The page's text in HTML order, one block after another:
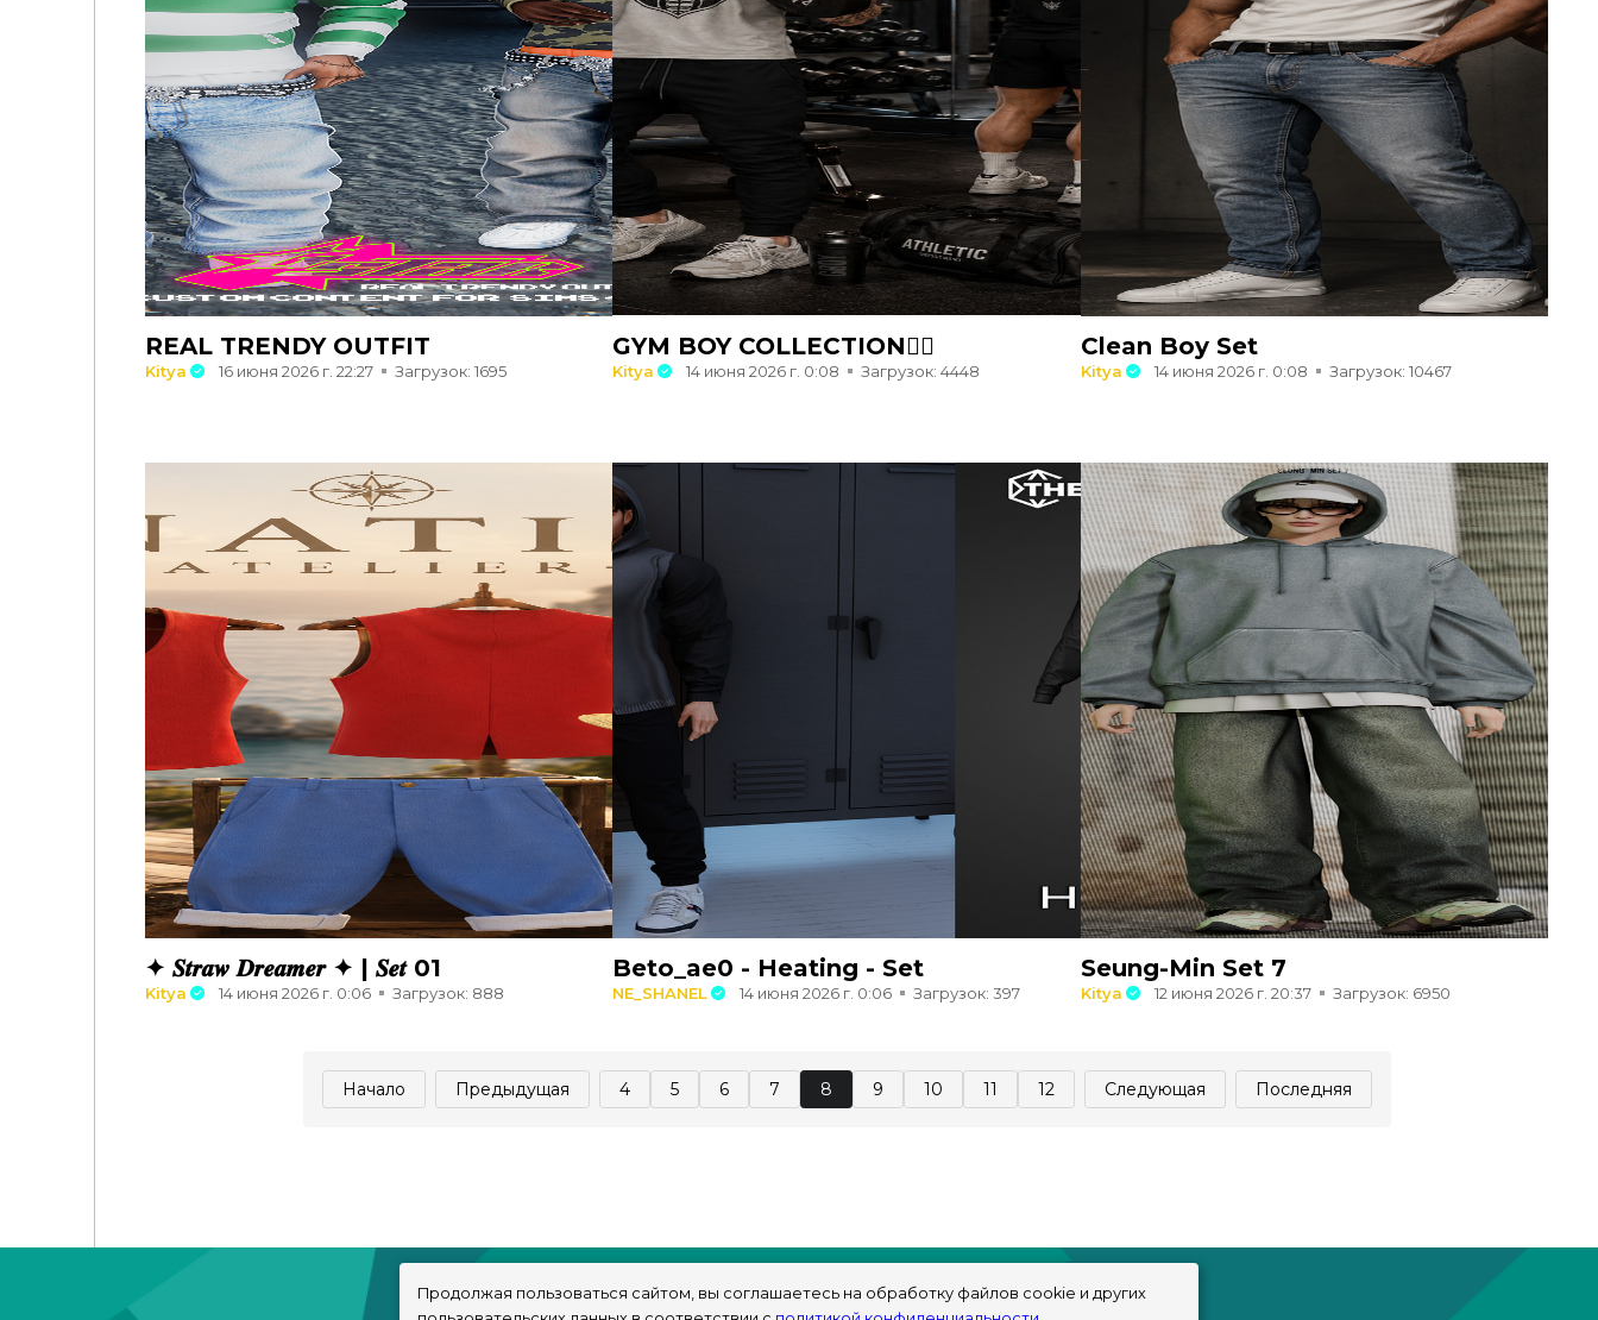
REAL TRENDY OUTFIT
Kitya 16 июня 2026 г. 22:27 Загрузок: 1695
GYM BOY COLLECTION🏋️‍♂️
Kitya 14 июня 2026 г. 0:08 Загрузок: 4448
Clean Boy Set
Kitya 14 июня 2026 г. 0:08 Загрузок: 10467
✦ 𝑺𝒕𝒓𝒂𝒘 𝑫𝒓𝒆𝒂𝒎𝒆𝒓 ✦ | 𝑺𝒆𝒕 01
Kitya 14 июня 2026 г. 0:06 Загрузок: 888
Beto_ae0 - Heating - Set
NE_SHANEL 14 июня 2026 г. 0:06 Загрузок: 397
Seung-Min Set 7
Kitya 12 июня 2026 г. 20:37 Загрузок: 6950
Начало Предыдущая 4 5 6 7 8 9 10 11 12 Следующая Последняя
Продолжая пользоваться сайтом, вы соглашаетесь на обработку файлов cookie и других